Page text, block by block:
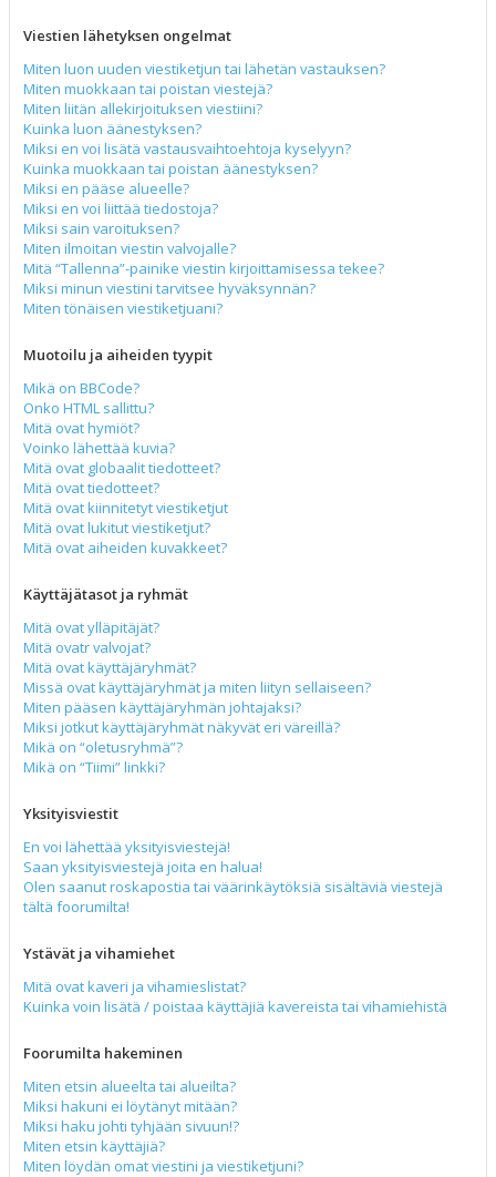
Viestien lähetyksen ongelmat
Miten luon uuden viestiketjun tai lähetän vastauksen?
Miten muokkaan tai poistan viestejä?
Miten liitän allekirjoituksen viestiini?
Kuinka luon äänestyksen?
Miksi en voi lisätä vastausvaihtoehtoja kyselyyn?
Kuinka muokkaan tai poistan äänestyksen?
Miksi en pääse alueelle?
Miksi en voi liittää tiedostoja?
Miksi sain varoituksen?
Miten ilmoitan viestin valvojalle?
Mitä “Tallenna”-painike viestin kirjoittamisessa tekee?
Miksi minun viestini tarvitsee hyväksynnän?
Miten tönäisen viestiketjuani?
Muotoilu ja aiheiden tyypit
Mikä on BBCode?
Onko HTML sallittu?
Mitä ovat hymiöt?
Voinko lähettää kuvia?
Mitä ovat globaalit tiedotteet?
Mitä ovat tiedotteet?
Mitä ovat kiinnitetyt viestiketjut
Mitä ovat lukitut viestiketjut?
Mitä ovat aiheiden kuvakkeet?
Käyttäjätasot ja ryhmät
Mitä ovat ylläpitäjät?
Mitä ovatr valvojat?
Mitä ovat käyttäjäryhmät?
Missä ovat käyttäjäryhmät ja miten liityn sellaiseen?
Miten pääsen käyttäjäryhmän johtajaksi?
Miksi jotkut käyttäjäryhmät näkyvät eri väreillä?
Mikä on “oletusryhmä”?
Mikä on “Tiimi” linkki?
Yksityisviestit
En voi lähettää yksityisviestejä!
Saan yksityisviestejä joita en halua!
Olen saanut roskapostia tai väärinkäytöksiä sisältäviä viestejä
tältä foorumilta!
Ystävät ja vihamiehet
Mitä ovat kaveri ja vihamieslistat?
Kuinka voin lisätä / poistaa käyttäjiä kavereista tai vihamiehistä
Foorumilta hakeminen
Miten etsin alueelta tai alueilta?
Miksi hakuni ei löytänyt mitään?
Miksi haku johti tyhjään sivuun!?
Miten etsin käyttäjiä?
Miten löydän omat viestini ja viestiketjuni?